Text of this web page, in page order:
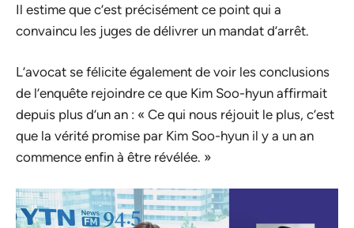
Il estime que c’est précisément ce point qui a
convaincu les juges de délivrer un mandat d’arrêt.
L’avocat se félicite également de voir les conclusions
de l’enquête rejoindre ce que Kim Soo-hyun affirmait
depuis plus d’un an : « Ce qui nous réjouit le plus, c’est
que la vérité promise par Kim Soo-hyun il y a un an
commence enfin à être révélée. »